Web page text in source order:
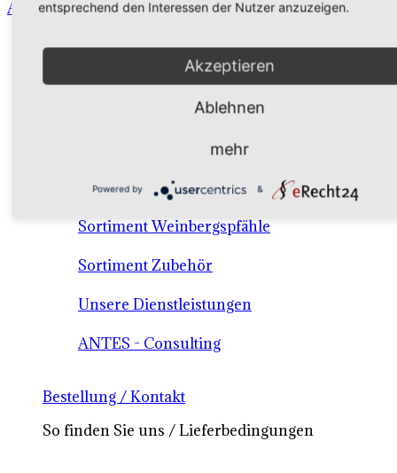
Angebot - Sortiment - Verkauf - Shop
Verkaufssortiment Keltertrauben & Tafeltrauben
Sortiment Keltertraubensorten
Sortiment Tafeltrauben
Sortiment Weinbergspfähle
Sortiment Zubehör
Unsere Dienstleistungen
ANTES - Consulting
Bestellung / Kontakt
So finden Sie uns / Lieferbedingungen
entsprechend den Interessen der Nutzer anzuzeigen.
Akzeptieren
Ablehnen
mehr
Powered by &